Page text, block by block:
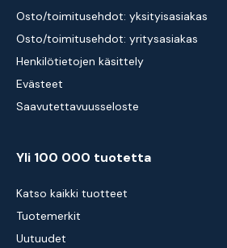
Osto/toimitusehdot: yksityisasiakas
Osto/toimitusehdot: yritysasiakas
Henkilötietojen käsittely
Evästeet
Saavutettavuusseloste
Yli 100 000 tuotetta
Katso kaikki tuotteet
Tuotemerkit
Uutuudet